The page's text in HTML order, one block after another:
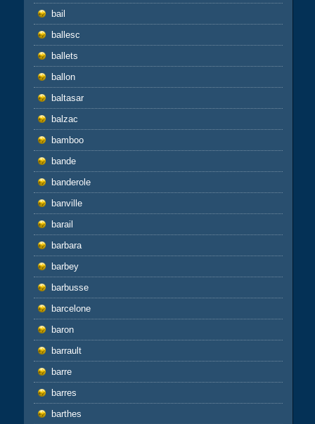
bail
ballesc
ballets
ballon
baltasar
balzac
bamboo
bande
banderole
banville
barail
barbara
barbey
barbusse
barcelone
baron
barrault
barre
barres
barthes